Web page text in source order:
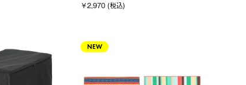
￥2,970 (税込)
NEW